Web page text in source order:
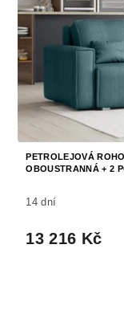
PETROLEJOVÁ
OBOUSTRANNÁ + 2
14 dní
13 216 Kč